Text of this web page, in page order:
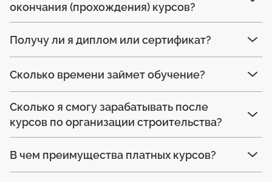
окончания (прохождения) курсов?
Получу ли я диплом или сертификат?
Сколько времени займет обучение?
Сколько я смогу зарабатывать после
курсов по организации строительства?
В чем преимущества платных курсов?